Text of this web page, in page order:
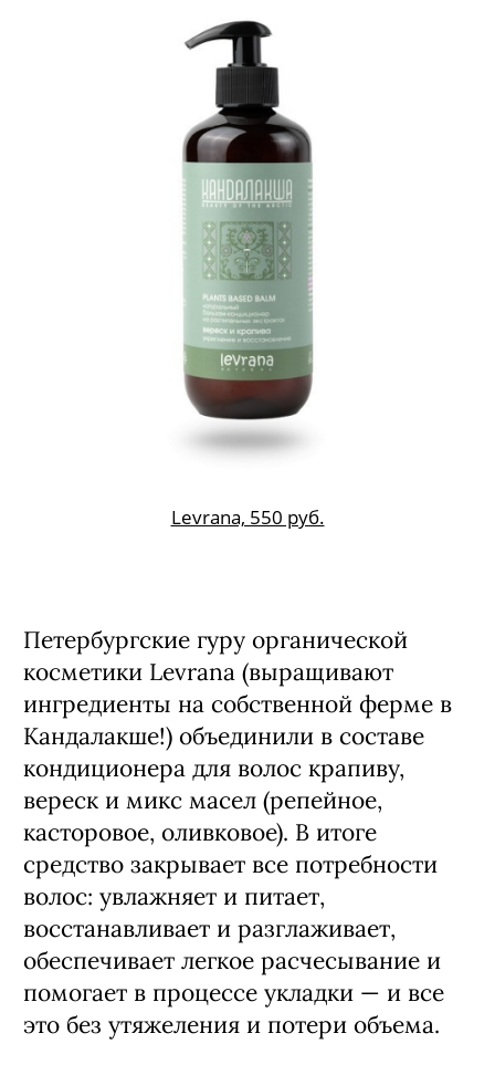
Омега-9 и пшеничный протеин в
составе возрождают ослабленные
волосы, укрепляют их изнутри и
защищают от влияния погодных
условий, хлорированной и соленой
воды (не забываем упаковать банку в
отпускной чемодан!).
Levrana
Levrana, 550 руб.
Петербургские гуру органической